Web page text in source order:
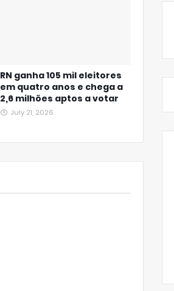
RN ganha 105 mil eleitores
em quatro anos e chega a
2,6 milhões aptos a votar
July 21, 2026